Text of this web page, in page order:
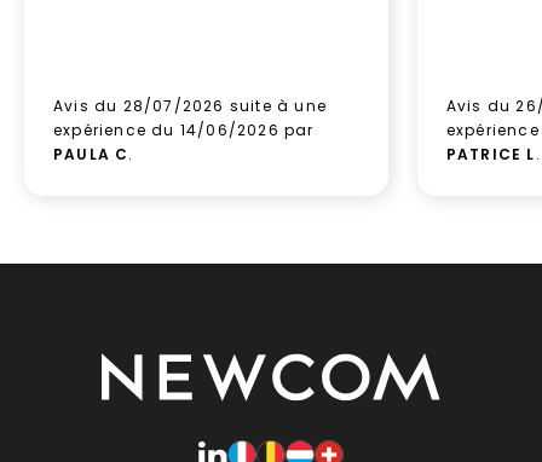
Avis du 28/07/2026 suite à une
expérience du 14/06/2026 par
PAULA C.
Avis du
PATRICE L.